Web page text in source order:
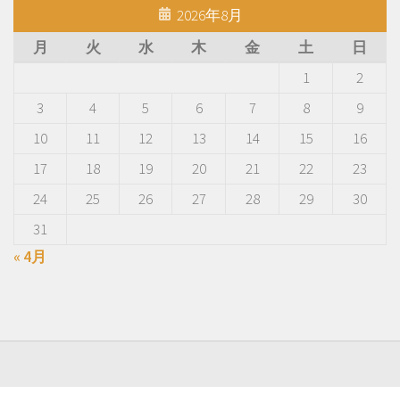
2026年8月
月
火 水 木 金 土
日
1
2
3
4 5 6 7 8
9
10
11 12 13 14 15
16
17
18 19 20 21 22
23
24
25 26 27 28 29
30
31
« 4月